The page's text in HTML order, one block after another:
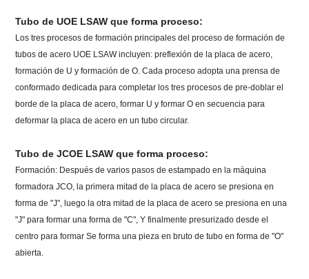
Tubo de UOE LSAW que forma proceso:
Los tres procesos de formación principales del proceso de formación de
tubos de acero UOE LSAW incluyen: preflexión de la placa de acero,
formación de U y formación de O. Cada proceso adopta una prensa de
conformado dedicada para completar los tres procesos de pre-doblar el
borde de la placa de acero, formar U y formar O en secuencia para
deformar la placa de acero en un tubo circular.
Tubo de JCOE LSAW que forma proceso:
Formación: Después de varios pasos de estampado en la máquina
formadora JCO, la primera mitad de la placa de acero se presiona en
forma de "J", luego la otra mitad de la placa de acero se presiona en una
"J" para formar una forma de "C", Y finalmente presurizado desde el
centro para formar Se forma una pieza en bruto de tubo en forma de "O"
abierta.